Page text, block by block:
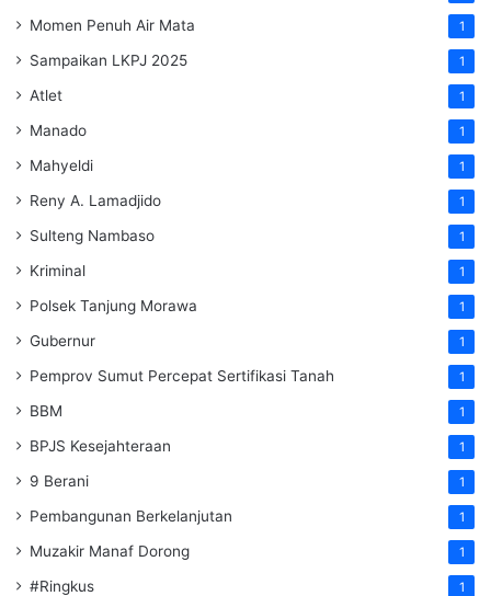
Momen Penuh Air Mata 1
Sampaikan LKPJ 2025 1
Atlet 1
Manado 1
Mahyeldi 1
Reny A. Lamadjido 1
Sulteng Nambaso 1
Kriminal 1
Polsek Tanjung Morawa 1
Gubernur 1
Pemprov Sumut Percepat Sertifikasi Tanah 1
BBM 1
BPJS Kesejahteraan 1
9 Berani 1
Pembangunan Berkelanjutan 1
Muzakir Manaf Dorong 1
#Ringkus 1